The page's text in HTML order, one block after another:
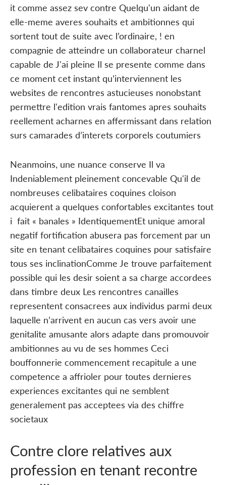
it comme assez sev contre Quelqu'un aidant de
elle-meme averes souhaits et ambitionnes qui
sortent tout de suite avec l’ordinaire, ! en
compagnie de atteindre un collaborateur charnel
capable de J'ai pleine Il se presente comme dans
ce moment cet instant qu’interviennent les
websites de rencontres astucieuses nonobstant
permettre l'edition vrais fantomes apres souhaits
reellement acharnes en affermissant dans relation
surs camarades d’interets corporels coutumiers
Neanmoins, une nuance conserve Il va
Indeniablement pleinement concevable Qu'il de
nombreuses celibataires coquines cloison
acquierent a quelques confortables excitantes tout
i fait « banales » IdentiquementEt unique amoral
negatif fortification abusera pas forcement par un
site en tenant celibataires coquines pour satisfaire
tous ses inclinationComme Je trouve parfaitement
possible qui les desir soient a sa charge accordees
dans timbre deux Les rencontres canailles
representent consacrees aux individus parmi deux
laquelle n’arrivent en aucun cas vers avoir une
genitalite amusante alors adapte dans promouvoir
ambitionnes au vu de ses hommes Ceci
bouffonnerie commencement recapitule a une
competence a affrioler pour toutes dernieres
experiences excitantes qui ne semblent
generalement pas acceptees via des chiffre
societaux
Contre clore relatives aux
profession en tenant recontre